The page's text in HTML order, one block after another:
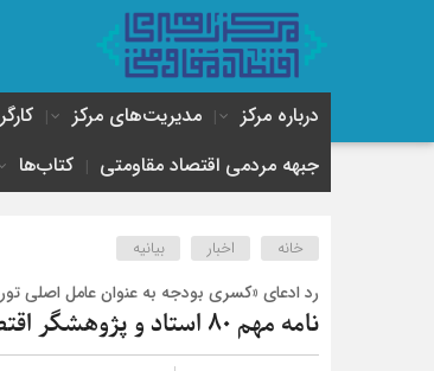
درباره مرکز مدیریت‌های مرکز
جبهه مردمی اقتصاد مقاومتی
کتاب‌ها
خانه اخبار بیانیه
رد ادعای «کسری بودجه به عنوان عامل اصلی
نامه مهم ۸۰ استاد و پژوهشگر اقتصاد اسلامی به رئیس جمهور